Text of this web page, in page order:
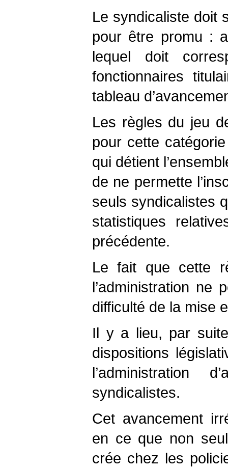
Le syndicaliste doit
pour être promu :
lequel doit
fonctionnaires
tableau
Les règles du jeu
pour cette
qui détient
de ne permette
seuls syndicalistes
statistiques
précédente.
Le fait que cette
l’administration
difficulté de la mise
Il y a lieu, par
dispositions
l’administration
syndicalistes.
Cet avancement
en ce que non
crée chez les